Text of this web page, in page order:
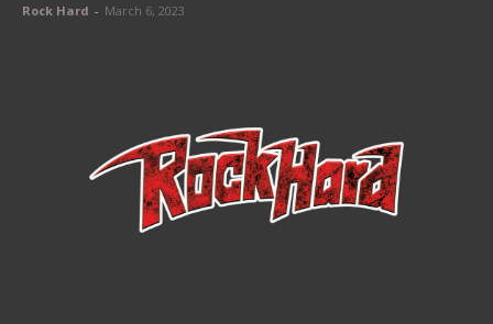
Rock Hard - March 6, 2023